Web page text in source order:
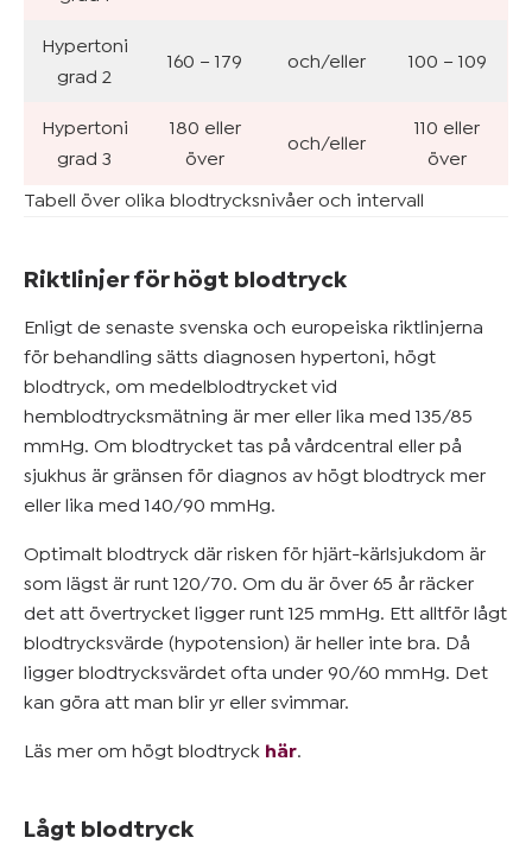
Hypertoni
grad 2
160 – 179 och/eller 100 – 109
Hypertoni
grad 3
180 eller
över
och/eller
110 eller
över
Tabell över olika blodtrycksnivåer och intervall
Riktlinjer för högt blodtryck
Enligt de senaste svenska och europeiska riktlinjerna
för behandling sätts diagnosen hypertoni, högt
blodtryck, om medelblodtrycket vid
hemblodtrycksmätning är mer eller lika med 135/85
mmHg. Om blodtrycket tas på vårdcentral eller på
sjukhus är gränsen för diagnos av högt blodtryck mer
eller lika med 140/90 mmHg.
Optimalt blodtryck där risken för hjärt-kärlsjukdom är
som lägst är runt 120/70. Om du är över 65 år räcker
det att övertrycket ligger runt 125 mmHg. Ett alltför lågt
blodtrycksvärde (hypotension) är heller inte bra. Då
ligger blodtrycksvärdet ofta under 90/60 mmHg. Det
kan göra att man blir yr eller svimmar.
Läs mer om högt blodtryck här.
Lågt blodtryck